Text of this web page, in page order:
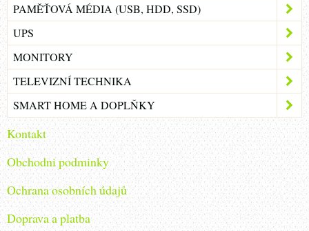
PAMĚŤOVÁ MÉDIA (USB, HDD, SSD)
UPS
MONITORY
TELEVIZNÍ TECHNIKA
SMART HOME A DOPLŇKY
Kontakt
Obchodni podminky
Ochrana osobních údajů
Doprava a platba